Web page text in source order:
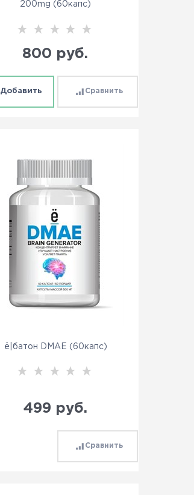
200mg (60капс)
800 руб.
Добавить Сравнить
ё|батон DMAE (60капс)
499 руб.
Сравнить